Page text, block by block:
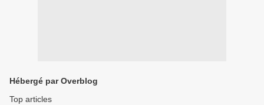
Hébergé par Overblog
Top articles